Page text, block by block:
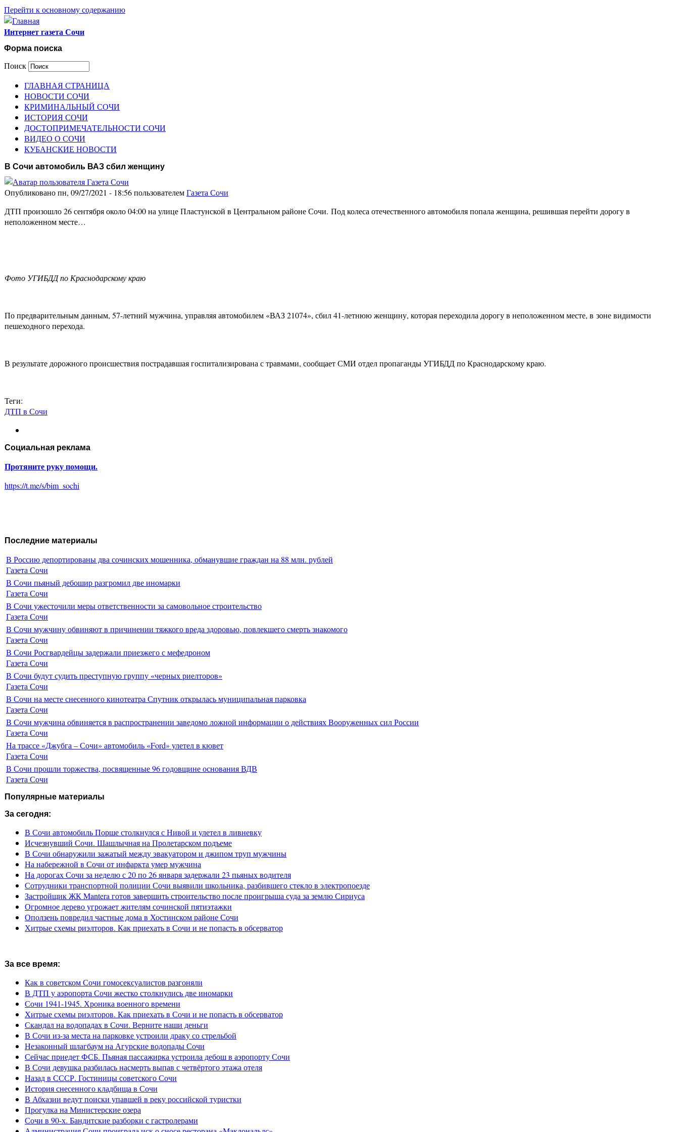
Перейти к основному содержанию
Интернет газета Сочи
Форма поиска
Поиск
ГЛАВНАЯ СТРАНИЦА
НОВОСТИ СОЧИ
КРИМИНАЛЬНЫЙ СОЧИ
ИСТОРИЯ СОЧИ
ДОСТОПРИМЕЧАТЕЛЬНОСТИ СОЧИ
ВИДЕО О СОЧИ
КУБАНСКИЕ НОВОСТИ
В Сочи автомобиль ВАЗ сбил женщину
Опубликовано пн, 09/27/2021 - 18:56 пользователемГазета Сочи
ДТП произошло 26 сентября около 04:00 на улице Пластунской в Центральном районе Сочи. Под колеса отечественного автомобиля попала женщина, решившая перейти дорогу в
неположенном месте…
Фото УГИБДД по Краснодарскому краю
По предварительным данным, 57-летний мужчина, управляя автомобилем «ВАЗ 21074», сбил 41-летнюю женщину, которая переходила дорогу в неположенном месте, в зоне видимости
пешеходного перехода.
В результате дорожного происшествия пострадавшая госпитализирована с травмами, сообщает СМИ отдел пропаганды УГИБДД по Краснодарскому краю.
Теги:
ДТП в Сочи
Социальная реклама
Протяните руку помощи.
https://t.me/s/bim_sochi
Последние материалы
В Россию депортированы два сочинских мошенника, обманувшие граждан на 88 млн. рублей
Газета Сочи
В Сочи пьяный дебошир разгромил две иномарки
Газета Сочи
В Сочи ужесточили меры ответственности за самовольное строительство
Газета Сочи
В Сочи мужчину обвиняют в причинении тяжкого вреда здоровью, повлекшего смерть знакомого
Газета Сочи
В Сочи Росгвардейцы задержали приезжего с мефедроном
Газета Сочи
В Сочи будут судить преступную группу «черных риелторов»
Газета Сочи
В Сочи на месте снесенного кинотеатра Спутник открылась муниципальная парковка
Газета Сочи
В Сочи мужчина обвиняется в распространении заведомо ложной информации о действиях Вооруженных сил России
Газета Сочи
На трассе «Джубга – Сочи» автомобиль «Ford» улетел в кювет
Газета Сочи
В Сочи прошли торжества, посвященные 96 годовщине основания ВДВ
Газета Сочи
Популярные материалы
За сегодня:
В Сочи автомобиль Порше столкнулся с Нивой и улетел в ливневку
Исчезнувший Сочи. Шашлычная на Пролетарском подъеме
В Сочи обнаружили зажатый между эвакуатором и джипом труп мужчины
На набережной в Сочи от инфаркта умер мужчина
На дорогах Сочи за неделю с 20 по 26 января задержали 23 пьяных водителя
Сотрудники транспортной полиции Сочи выявили школьника, разбившего стекло в электропоезде
Застройщик ЖК Mantera готов завершить строительство после проигрыша суда за землю Сириуса
Огромное дерево угрожает жителям сочинской пятиэтажки
Оползень повредил частные дома в Хостинском районе Сочи
Хитрые схемы риэлторов. Как приехать в Сочи и не попасть в обсерватор
За все время:
Как в советском Сочи гомосексуалистов разгоняли
В ДТП у аэропорта Сочи жестко столкнулись две иномарки
Сочи 1941-1945. Хроника военного времени
Хитрые схемы риэлторов. Как приехать в Сочи и не попасть в обсерватор
Скандал на водопадах в Сочи. Верните наши деньги
В Сочи из-за места на парковке устроили драку со стрельбой
Незаконный шлагбаум на Агурские водопады Сочи
Сейчас приедет ФСБ. Пьяная пассажирка устроила дебош в аэропорту Сочи
В Сочи девушка разбилась насмерть выпав с четвёртого этажа отеля
Назад в СССР. Гостиницы советского Сочи
История снесенного кладбища в Сочи
В Абхазии ведут поиски упавшей в реку российской туристки
Прогулка на Министерские озера
Сочи в 90-х. Бандитские разборки с гастролерами